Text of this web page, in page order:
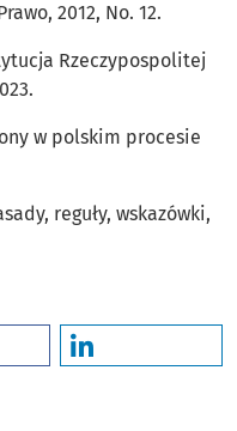
2012, No. 12.
Rzeczypospolitej
w polskim procesie
reguły, wskazówki,